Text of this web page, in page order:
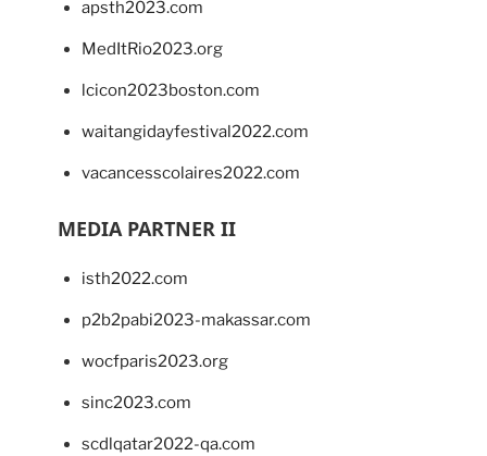
apsth2023.com
MedItRio2023.org
lcicon2023boston.com
waitangidayfestival2022.com
vacancesscolaires2022.com
MEDIA PARTNER II
isth2022.com
p2b2pabi2023-makassar.com
wocfparis2023.org
sinc2023.com
scdlqatar2022-qa.com